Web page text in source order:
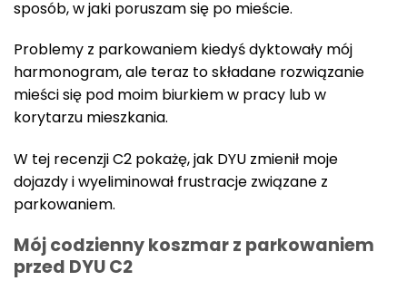
sposób, w jaki poruszam się po mieście.
Problemy z parkowaniem kiedyś dyktowały mój
harmonogram, ale teraz to składane rozwiązanie
mieści się pod moim biurkiem w pracy lub w
korytarzu mieszkania.
W tej recenzji C2 pokażę, jak DYU zmienił moje
dojazdy i wyeliminował frustracje związane z
parkowaniem.
Mój codzienny koszmar z parkowaniem
przed DYU C2